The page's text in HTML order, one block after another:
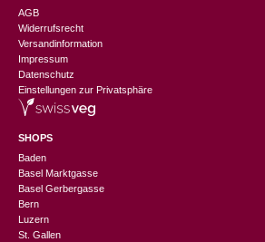
AGB
Widerrufsrecht
Versandinformation
Impressum
Datenschutz
Einstellungen zur Privatsphäre
SHOPS
Baden
Basel Marktgasse
Basel Gerbergasse
Bern
Luzern
St. Gallen